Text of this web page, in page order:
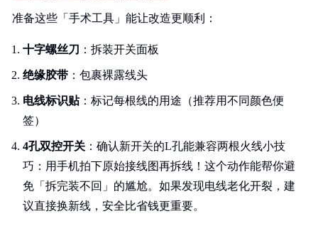
准备这些「手术工具」能让改造更顺利：
十字螺丝刀 ：拆装开关面板
绝缘胶带 ：包裹裸露线头
电线标识贴：标记每根线的用途（推荐用不同颜色便
签）
4孔双控开关 ：确认新开关的L孔能兼容两根火线小技
巧：用手机拍下原始接线图再拆线！这个动作能帮你避
免「拆完装不回」的尴尬。如果发现电线老化开裂，建
议直接换新线，安全比省钱更重要。